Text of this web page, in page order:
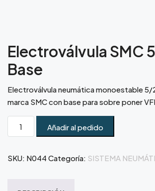
Electroválvula SMC
Base
Electroválvula neumática monoestable
marca SMC con base para sobre poner
Añadir al pedido
SKU: N044 Categoría: SISTEMA